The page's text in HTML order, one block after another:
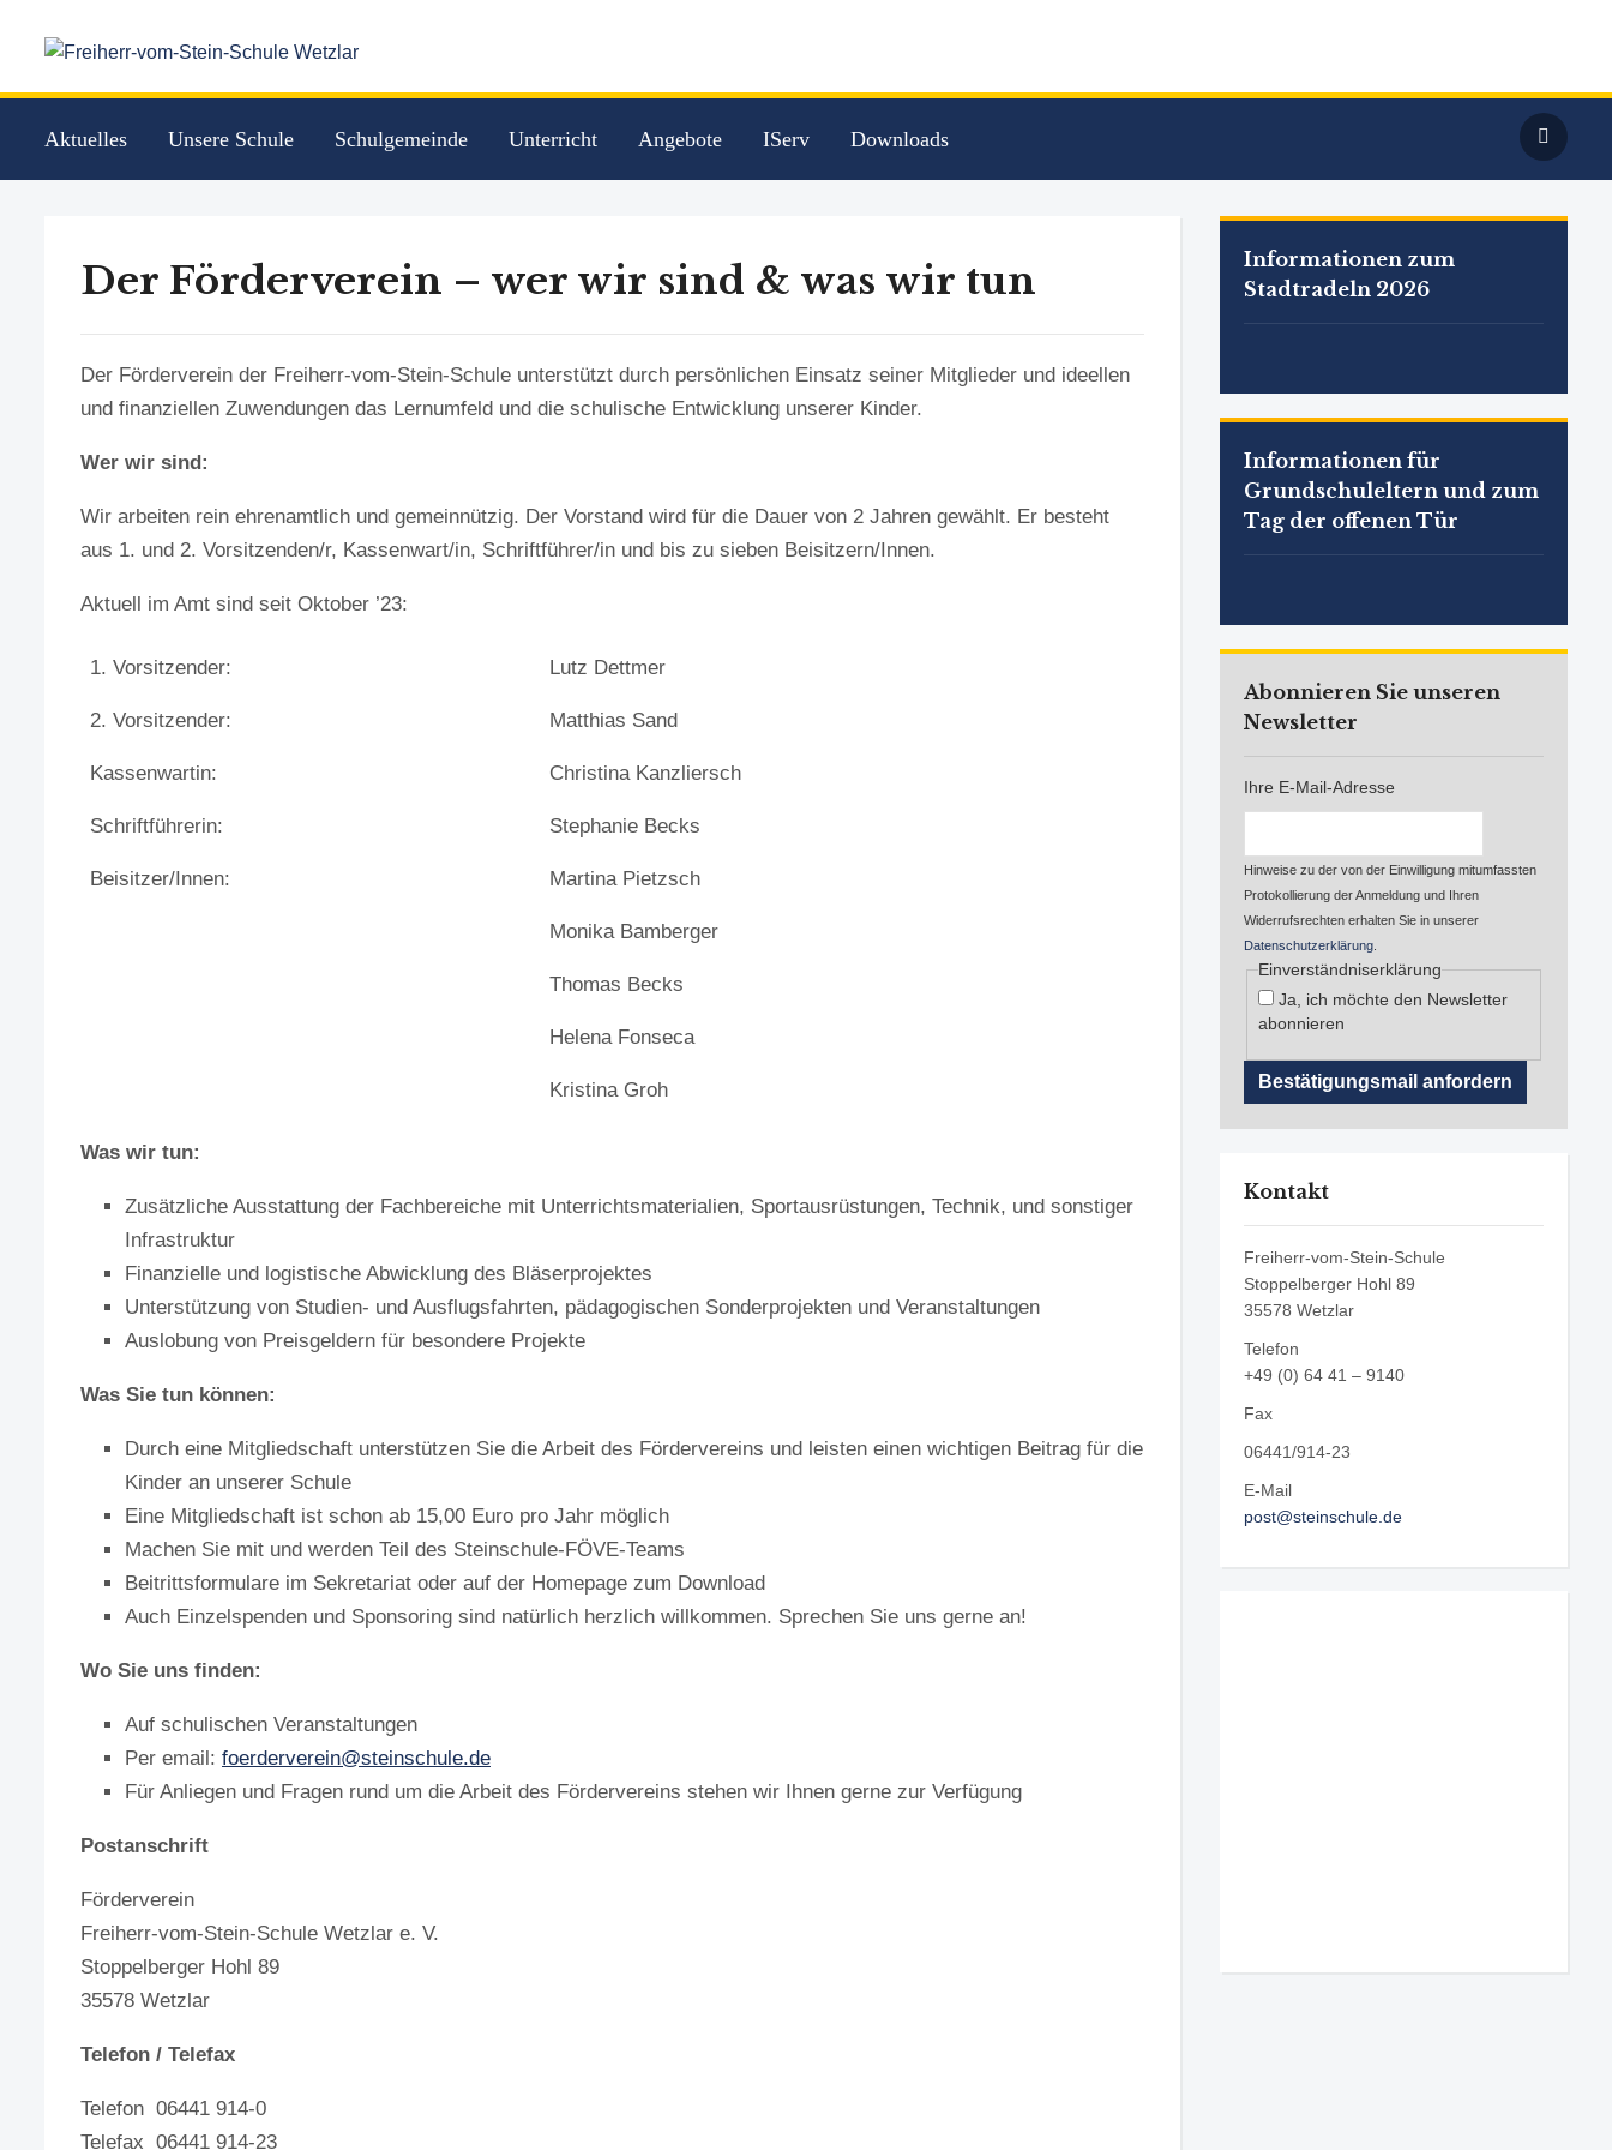
Aktuelles Unsere Schule Schulgemeinde Unterricht Angebote IServ Downloads
Der Förderverein – wer wir sind & was wir tun
Der Förderverein der Freiherr-vom-Stein-Schule unterstützt durch persönlichen Einsatz seiner Mitglieder und ideellen
und finanziellen Zuwendungen das Lernumfeld und die schulische Entwicklung unserer Kinder.
Wer wir sind:
Wir arbeiten rein ehrenamtlich und gemeinnützig. Der Vorstand wird für die Dauer von 2 Jahren gewählt. Er besteht
aus 1. und 2. Vorsitzenden/r, Kassenwart/in, Schriftführer/in und bis zu sieben Beisitzern/Innen.
Aktuell im Amt sind seit Oktober ’23:
1. Vorsitzender: Lutz Dettmer
2. Vorsitzender: Matthias Sand
Kassenwartin: Christina Kanzliersch
Schriftführerin: Stephanie Becks
Beisitzer/Innen: Martina Pietzsch
Monika Bamberger
Thomas Becks
Helena Fonseca
Kristina Groh
Was wir tun:
Zusätzliche Ausstattung der Fachbereiche mit Unterrichtsmaterialien, Sportausrüstungen, Technik, und sonstiger
Infrastruktur
Finanzielle und logistische Abwicklung des Bläserprojektes
Unterstützung von Studien- und Ausflugsfahrten, pädagogischen Sonderprojekten und Veranstaltungen
Auslobung von Preisgeldern für besondere Projekte
Was Sie tun können:
Durch eine Mitgliedschaft unterstützen Sie die Arbeit des Fördervereins und leisten einen wichtigen Beitrag für die
Kinder an unserer Schule
Eine Mitgliedschaft ist schon ab 15,00 Euro pro Jahr möglich
Machen Sie mit und werden Teil des Steinschule-FÖVE-Teams
Beitrittsformulare im Sekretariat oder auf der Homepage zum Download
Auch Einzelspenden und Sponsoring sind natürlich herzlich willkommen. Sprechen Sie uns gerne an!
Wo Sie uns finden:
Auf schulischen Veranstaltungen
Per email: foerderverein@steinschule.de
Für Anliegen und Fragen rund um die Arbeit des Fördervereins stehen wir Ihnen gerne zur Verfügung
Postanschrift
Förderverein
Freiherr-vom-Stein-Schule Wetzlar e. V.
Stoppelberger Hohl 89
35578 Wetzlar
Telefon / Telefax
Telefon 06441 914-0
Telefax 06441 914-23
Informationen zum
Stadtradeln 2026
Informationen für
Grundschuleltern und zum
Tag der offenen Tür
Abonnieren Sie unseren
Newsletter
Ihre E-Mail-Adresse
Hinweise zu der von der Einwilligung mitumfassten
Protokollierung der Anmeldung und Ihren
Widerrufsrechten erhalten Sie in unserer
Datenschutzerklärung
Einverständniserklärung
Ja, ich möchte den Newsletter
abonnieren
Kontakt
Freiherr-vom-Stein-Schule
Stoppelberger Hohl 89
35578 Wetzlar
Telefon
+49 (0) 64 41 – 9140
Fax
06441/914-23
E-Mail
post@steinschule.de